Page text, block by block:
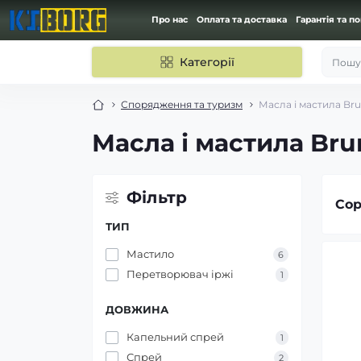
Про нас Оплата та доставка Гарантія та
Категорії
Спорядження та туризм Масла і мастила
Масла і мастила
Фільтр
ТИП
Мастило 6
Перетворювач іржі 1
ДОВЖИНА
Капельний спрей 1
Спрей 2